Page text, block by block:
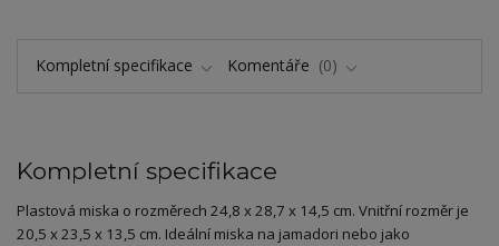
Kompletní specifikace Komentáře 0
Kompletní specifikace
Plastová miska o rozměrech 24,8 x 28,7 x 14,5 cm. Vnitřní rozměr je
20,5 x 23,5 x 13,5 cm. Ideální miska na jamadori nebo jako